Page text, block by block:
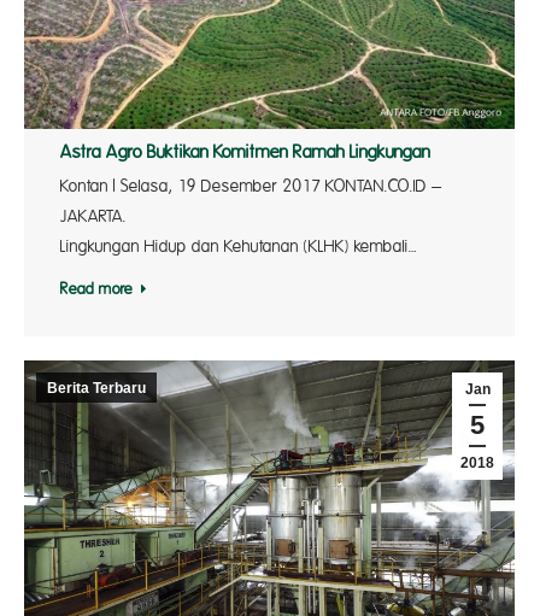
Astra Agro Buktikan Komitmen Ramah Lingkungan
Kontan | Selasa, 19 Desember 2017 KONTAN.CO.ID –
JAKARTA.
Lingkungan Hidup dan Kehutanan (KLHK) kembali…
Read more
Jan
5
2018
Berita Terbaru